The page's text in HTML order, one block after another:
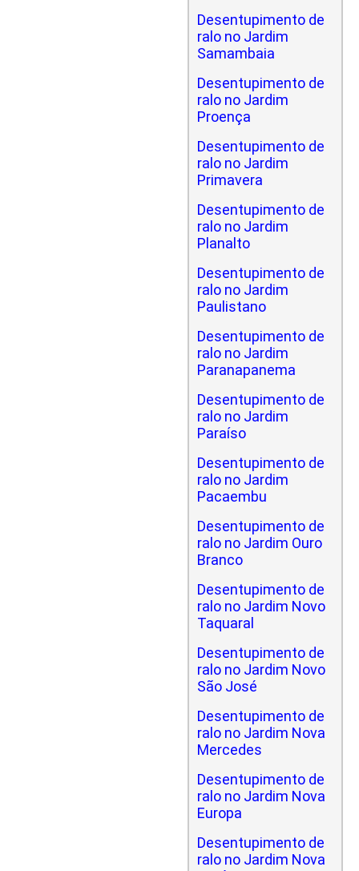
Desentupimento de
ralo no Jardim
Samambaia
Desentupimento de
ralo no Jardim
Proença
Desentupimento de
ralo no Jardim
Primavera
Desentupimento de
ralo no Jardim
Planalto
Desentupimento de
ralo no Jardim
Paulistano
Desentupimento de
ralo no Jardim
Paranapanema
Desentupimento de
ralo no Jardim
Paraíso
Desentupimento de
ralo no Jardim
Pacaembu
Desentupimento de
ralo no Jardim Ouro
Branco
Desentupimento de
ralo no Jardim Novo
Taquaral
Desentupimento de
ralo no Jardim Novo
São José
Desentupimento de
ralo no Jardim Nova
Mercedes
Desentupimento de
ralo no Jardim Nova
Europa
Desentupimento de
ralo no Jardim Nova